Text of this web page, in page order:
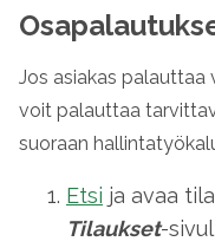
Jos asiakas palauttaa
voit palauttaa
suoraan
Etsi ja avaa
Tilaukset-